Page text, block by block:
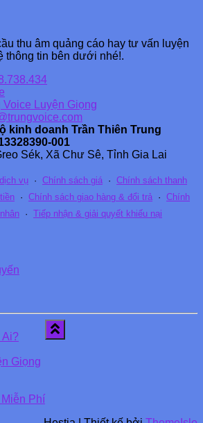
thu âm quảng cáo hay tư vấn luyện
thông tin bên dưới nhé!.
Voice Luyện Giọng
kinh doanh Trần Thiên Trung
001
Sék, Xã Chư Sê, Tỉnh Gia Lai
vụ · Chính sách giá · Chính sách thanh
· Chính sách giao hàng & đổi trả · Chính
· Tiếp nhận & giải quyết khiếu nại
Ai?
Giọng
Miễn Phí